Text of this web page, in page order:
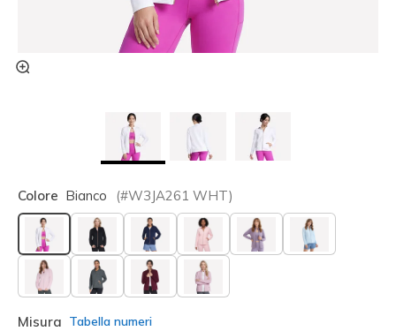
Colore Bianco (#W3JA261 WHT)
selezionato
Misura Tabella numeri